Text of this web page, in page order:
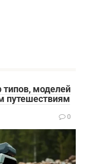
типов, моделей
путешествиям
0